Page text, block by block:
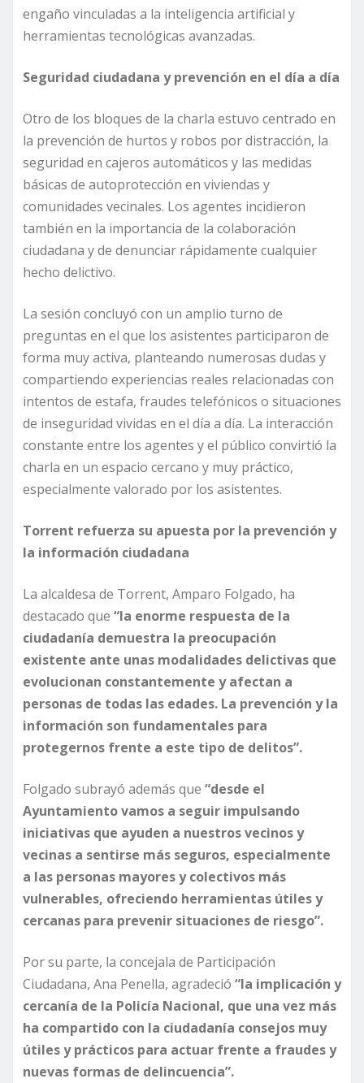
engaño vinculadas a la inteligencia artificial y
herramientas tecnológicas avanzadas.
Seguridad ciudadana y prevención en el día a día
Otro de los bloques de la charla estuvo centrado en
la prevención de hurtos y robos por distracción, la
seguridad en cajeros automáticos y las medidas
básicas de autoprotección en viviendas y
comunidades vecinales. Los agentes incidieron
también en la importancia de la colaboración
ciudadana y de denunciar rápidamente cualquier
hecho delictivo.
La sesión concluyó con un amplio turno de
preguntas en el que los asistentes participaron de
forma muy activa, planteando numerosas dudas y
compartiendo experiencias reales relacionadas con
intentos de estafa, fraudes telefónicos o situaciones
de inseguridad vividas en el día a día. La interacción
constante entre los agentes y el público convirtió la
charla en un espacio cercano y muy práctico,
especialmente valorado por los asistentes.
Torrent refuerza su apuesta por la prevención y
la información ciudadana
La alcaldesa de Torrent, Amparo Folgado, ha
destacado que “la enorme respuesta de la
ciudadanía demuestra la preocupación
existente ante unas modalidades delictivas que
evolucionan constantemente y afectan a
personas de todas las edades. La prevención y la
información son fundamentales para
protegernos frente a este tipo de delitos”.
Folgado subrayó además que “desde el
Ayuntamiento vamos a seguir impulsando
iniciativas que ayuden a nuestros vecinos y
vecinas a sentirse más seguros, especialmente
a las personas mayores y colectivos más
vulnerables, ofreciendo herramientas útiles y
cercanas para prevenir situaciones de riesgo”.
Por su parte, la concejala de Participación
Ciudadana, Ana Penella, agradeció “la implicación y
cercanía de la Policía Nacional, que una vez más
ha compartido con la ciudadanía consejos muy
útiles y prácticos para actuar frente a fraudes y
nuevas formas de delincuencia”.